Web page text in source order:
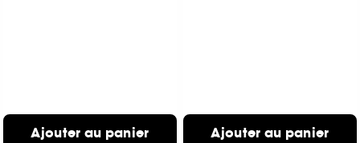
Ajouter au panier Ajouter au panier